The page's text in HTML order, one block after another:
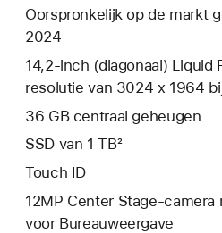
Oorspronkelijk op de markt
2024
14,2‑inch (diagonaal) Liquid
resolutie van 3024 x 1964
36 GB centraal geheugen
SSD van 1 TB²
Touch ID
12MP Center Stage-
voor Bureauweergave